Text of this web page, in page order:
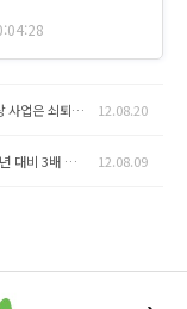
Comcast, 브로드밴드 사업은 성장, 동영상 사업은 쇠퇴 중 12.08.20
2017년 글로벌 유료 IPTV 가입 가구, 2011년 대비 3배 증가 전망 12.08.09